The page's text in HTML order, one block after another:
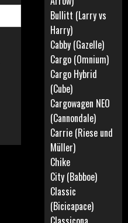
Bullitt (Larry vs
Harry)
Cabby (Gazelle)
Cargo (Omnium)
Cargo Hybrid
(Cube)
Cargowagen NEO
(Cannondale)
Carrie (Riese und
Müller)
Chike
City (Babboe)
Classic
(Bicicapace)